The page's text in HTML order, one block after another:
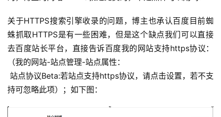
关于HTTPS搜索引擎收录的问题，博主也承认百度目前蜘
蛛抓取HTTPS是有一些困难，但是这个缺点我们可以直接
去百度站长平台，直接告诉百度我的网站支持https协议：
（我的网站-站点管理-站点属性：
持可忽略此项）；如下图：